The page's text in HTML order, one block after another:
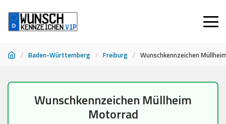
/ Baden-Württemberg / Freiburg / Wunschkennzeichen
Wunschkennzeichen Müllheim
Motorrad